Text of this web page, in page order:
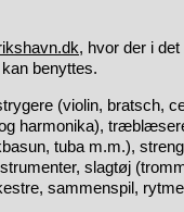
, hvor der i
benyttes.
(violin, bratsch,
harmonika),
tuba m.m.),
slagtøj
sammenspil,